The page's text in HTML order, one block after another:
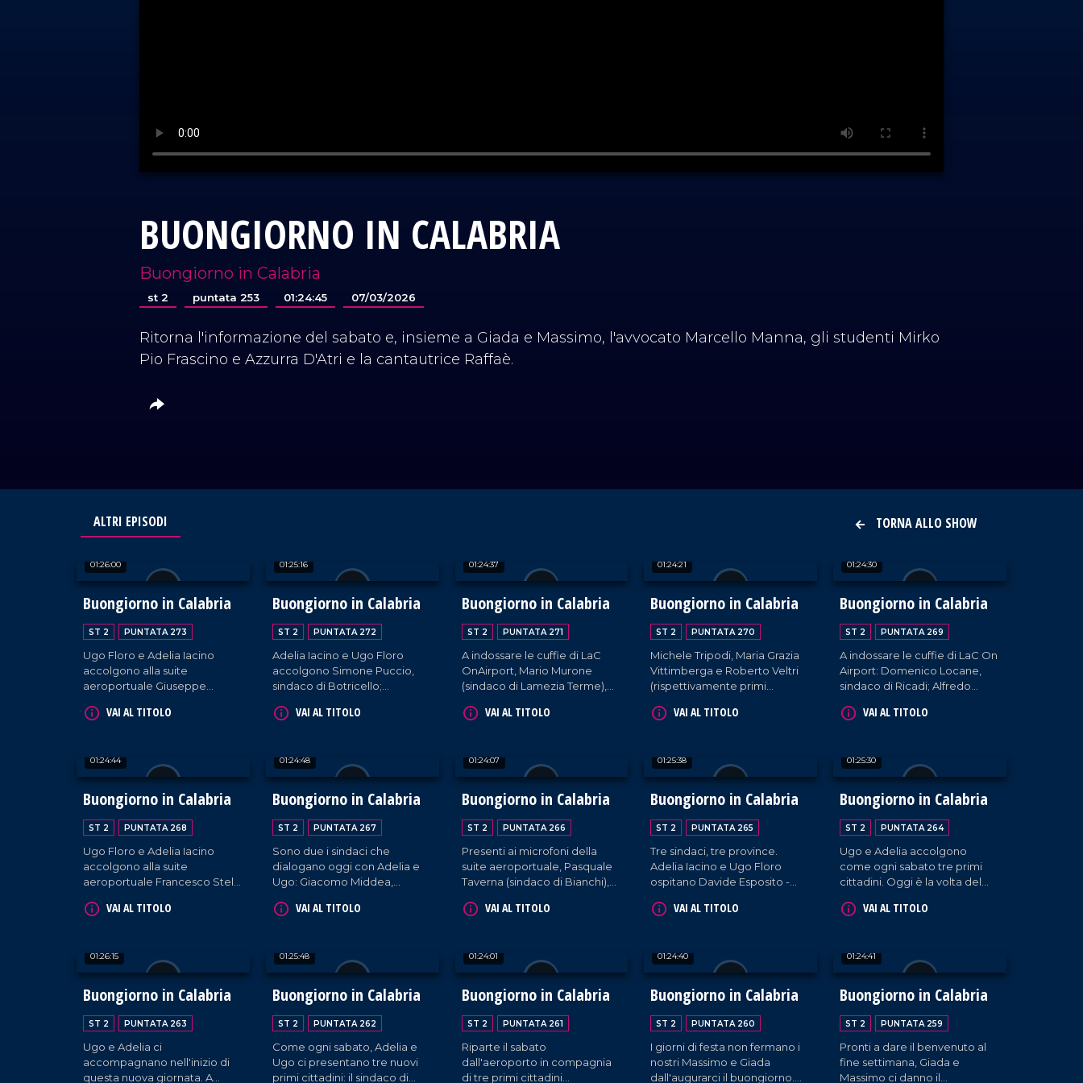
BUONGIORNO IN CALABRIA
Buongiorno in Calabria
st 2 puntata 253 01:24:45 07/03/2026
Ritorna l'informazione del sabato e, insieme a Giada e Massimo, l'avvocato Marcello Manna, gli studenti Mirko
Pio Frascino e Azzurra D'Atri e la cantautrice Raffaè.
TORNA ALLO SHOW
ALTRI EPISODI
01:26:00
Buongiorno in Calabria
ST 2 PUNTATA 273
Ugo Floro e Adelia Iacino
accolgono alla suite
aeroportuale Giuseppe
Montauro), Achille Ordine
Landro.
VAI AL TITOLO
01:25:16
Buongiorno in Calabria
ST 2 PUNTATA 272
Adelia Iacino e Ugo Floro
accolgono Simone Puccio,
sindaco di Botricello;
Gizzeria; Cataldo Minò,
VAI AL TITOLO
01:24:37
Buongiorno in Calabria
ST 2 PUNTATA 271
A indossare le cuffie di LaC
OnAirport, Mario Murone
(sindaco di Lamezia Terme),
(sindaco di Celico) e il sindaco
Iacino e Ugo Floro.
VAI AL TITOLO
01:24:21
Buongiorno in Calabria
ST 2 PUNTATA 270
Michele Tripodi, Maria Grazia
Vittimberga e Roberto Veltri
(rispettivamente primi
Capo Rizzuto e Belmonte
cura di Adelia Iacino e Ugo
Floro.
VAI AL TITOLO
01:24:30
Buongiorno in Calabria
ST 2 PUNTATA 269
A indossare le cuffie di LaC On
Airport: Domenico Locane,
sindaco di Ricadi; Alfredo
Bruno; Salvatore Mascaro,
Floro.
VAI AL TITOLO
01:24:44
Buongiorno in Calabria
ST 2 PUNTATA 268
Ugo Floro e Adelia Iacino
accolgono alla suite
aeroportuale Francesco Stella
Perri (sindaco di Pedivigliano),
Fragomeni (sindaca di
Siderno).
VAI AL TITOLO
01:24:48
Buongiorno in Calabria
ST 2 PUNTATA 267
Sono due i sindaci che
dialogano oggi con Adelia e
Ugo: Giacomo Middea,
Rossana Tassone, prima
VAI AL TITOLO
01:24:07
Buongiorno in Calabria
ST 2 PUNTATA 266
Presenti ai microfoni della
suite aeroportuale, Pasquale
Taverna (sindaco di Bianchi),
Sellia Marina) e Sandro
VAI AL TITOLO
01:25:38
Buongiorno in Calabria
ST 2 PUNTATA 265
Tre sindaci, tre province.
Adelia Iacino e Ugo Floro
ospitano Davide Esposito -
Domenico Modaffari - sindaco
Santa Sofia d'Epiro (CS).
VAI AL TITOLO
01:25:30
Buongiorno in Calabria
ST 2 PUNTATA 264
Ugo e Adelia accolgono
come ogni sabato tre primi
cittadini. Oggi è la volta del
Antonello Formica; Gregorio
Vincenzo Pellegrino.
VAI AL TITOLO
01:26:15
Buongiorno in Calabria
ST 2 PUNTATA 263
Ugo e Adelia ci
accompagnano nell'inizio di
questa nuova giornata. A
01:25:48
Buongiorno in Calabria
ST 2 PUNTATA 262
Come ogni sabato, Adelia e
Ugo ci presentano tre nuovi
primi cittadini: il sindaco di
01:24:01
Buongiorno in Calabria
ST 2 PUNTATA 261
Riparte il sabato
dall'aeroporto in compagnia
di tre primi cittadini
01:24:40
Buongiorno in Calabria
ST 2 PUNTATA 260
I giorni di festa non fermano i
nostri Massimo e Giada
dall'augurarci il buongiorno.
01:24:41
Buongiorno in Calabria
ST 2 PUNTATA 259
Pronti a dare il benvenuto al
fine settimana, Giada e
Massimo ci danno il